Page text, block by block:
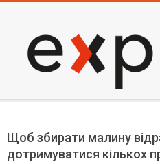
content
EXPERT
Menu
Щоб збирати малину
дотримуватися кількох